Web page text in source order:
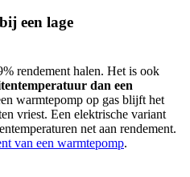
een lage
rendement halen. Het is ook
dan een
warmtepomp op gas blijft het
vriest. Een elektrische variant
net aan rendement.
van een warmtepomp.